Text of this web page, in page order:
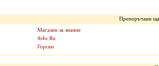
Препоръчани
Магазин за знание
4i4o Ru
Горски